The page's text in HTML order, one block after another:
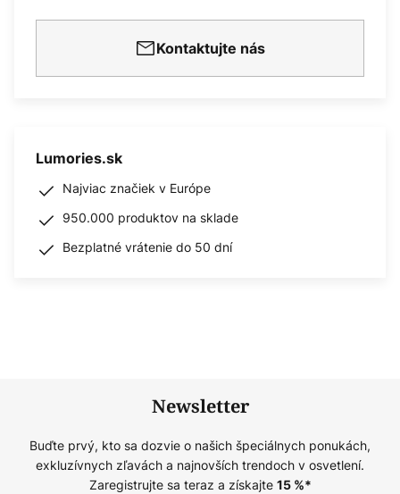
Kontaktujte nás
Lumories.sk
Najviac značiek v Európe
950.000 produktov na sklade
Bezplatné vrátenie do 50 dní
Newsletter
Buďte prvý, kto sa dozvie o našich špeciálnych ponukách,
exkluzívnych zľavách a najnovších trendoch v osvetlení.
Zaregistrujte sa teraz a získajte 15%*